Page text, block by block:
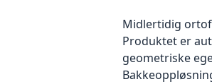
Midlertidig
Produktet er
geometriske